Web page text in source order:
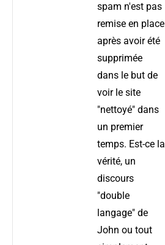
spam n'est pas
remise en place
après avoir été
supprimée
dans le but de
voir le site
"nettoyé" dans
un premier
temps. Est-ce la
vérité, un
discours
"double
langage" de
John ou tout